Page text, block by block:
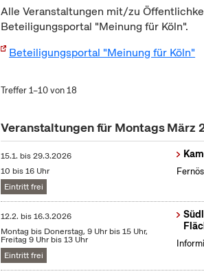
Alle Veranstaltungen mit/zu
Beteiligungsportal "Meinung für Köln".
Beteiligungsportal "Meinung für Köln"
Treffer 1–10 von 18
Veranstaltungen für Montags März
15.1. bis29.3.2026
10 bis 16 Uhr
Eintritt frei
12.2. bis16.3.2026
Montag bis Donerstag, 9 Uhr bis 15 Uhr,
Freitag 9 Uhr bis 13 Uhr
Eintritt frei